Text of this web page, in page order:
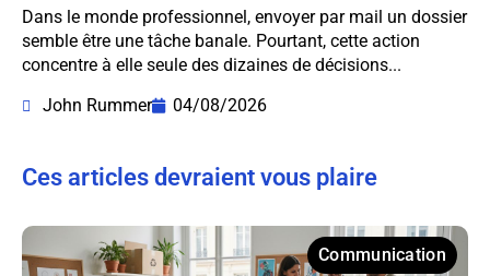
Dans le monde professionnel, envoyer par mail un dossier
semble être une tâche banale. Pourtant, cette action
concentre à elle seule des dizaines de décisions...
John Rummer
04/08/2026
Ces articles devraient vous plaire
Communication